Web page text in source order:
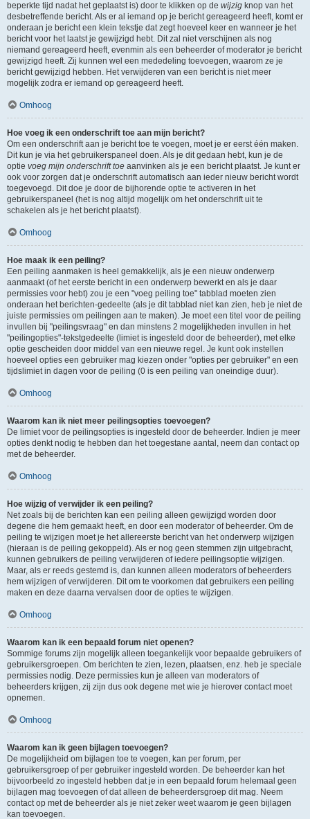
beperkte tijd nadat het geplaatst is) door te klikken op de wijzig knop van het
desbetreffende bericht. Als er al iemand op je bericht gereageerd heeft, komt er
onderaan je bericht een klein tekstje dat zegt hoeveel keer en wanneer je het
bericht voor het laatst je gewijzigd hebt. Dit zal niet verschijnen als nog
niemand gereageerd heeft, evenmin als een beheerder of moderator je bericht
gewijzigd heeft. Zij kunnen wel een mededeling toevoegen, waarom ze je
bericht gewijzigd hebben. Het verwijderen van een bericht is niet meer
mogelijk zodra er iemand op gereageerd heeft.
Omhoog
Hoe voeg ik een onderschrift toe aan mijn bericht?
Om een onderschrift aan je bericht toe te voegen, moet je er eerst één maken.
Dit kun je via het gebruikerspaneel doen. Als je dit gedaan hebt, kun je de
optie voeg mijn onderschrift toe aanvinken als je een bericht plaatst. Je kunt er
ook voor zorgen dat je onderschrift automatisch aan ieder nieuw bericht wordt
toegevoegd. Dit doe je door de bijhorende optie te activeren in het
gebruikerspaneel (het is nog altijd mogelijk om het onderschrift uit te
schakelen als je het bericht plaatst).
Omhoog
Hoe maak ik een peiling?
Een peiling aanmaken is heel gemakkelijk, als je een nieuw onderwerp
aanmaakt (of het eerste bericht in een onderwerp bewerkt en als je daar
permissies voor hebt) zou je een "voeg peiling toe" tabblad moeten zien
onderaan het berichten-gedeelte (als je dit tabblad niet kan zien, heb je niet de
juiste permissies om peilingen aan te maken). Je moet een titel voor de peiling
invullen bij "peilingsvraag" en dan minstens 2 mogelijkheden invullen in het
"peilingopties"-tekstgedeelte (limiet is ingesteld door de beheerder), met elke
optie gescheiden door middel van een nieuwe regel. Je kunt ook instellen
hoeveel opties een gebruiker mag kiezen onder "opties per gebruiker" en een
tijdslimiet in dagen voor de peiling (0 is een peiling van oneindige duur).
Omhoog
Waarom kan ik niet meer peilingsopties toevoegen?
De limiet voor de peilingsopties is ingesteld door de beheerder. Indien je meer
opties denkt nodig te hebben dan het toegestane aantal, neem dan contact op
met de beheerder.
Omhoog
Hoe wijzig of verwijder ik een peiling?
Net zoals bij de berichten kan een peiling alleen gewijzigd worden door
degene die hem gemaakt heeft, en door een moderator of beheerder. Om de
peiling te wijzigen moet je het allereerste bericht van het onderwerp wijzigen
(hieraan is de peiling gekoppeld). Als er nog geen stemmen zijn uitgebracht,
kunnen gebruikers de peiling verwijderen of iedere peilingsoptie wijzigen.
Maar, als er reeds gestemd is, dan kunnen alleen moderators of beheerders
hem wijzigen of verwijderen. Dit om te voorkomen dat gebruikers een peiling
maken en deze daarna vervalsen door de opties te wijzigen.
Omhoog
Waarom kan ik een bepaald forum niet openen?
Sommige forums zijn mogelijk alleen toegankelijk voor bepaalde gebruikers of
gebruikersgroepen. Om berichten te zien, lezen, plaatsen, enz. heb je speciale
permissies nodig. Deze permissies kun je alleen van moderators of
beheerders krijgen, zij zijn dus ook degene met wie je hierover contact moet
opnemen.
Omhoog
Waarom kan ik geen bijlagen toevoegen?
De mogelijkheid om bijlagen toe te voegen, kan per forum, per
gebruikersgroep of per gebruiker ingesteld worden. De beheerder kan het
bijvoorbeeld zo ingesteld hebben dat je in een bepaald forum helemaal geen
bijlagen mag toevoegen of dat alleen de beheerdersgroep dit mag. Neem
contact op met de beheerder als je niet zeker weet waarom je geen bijlagen
kan toevoegen.